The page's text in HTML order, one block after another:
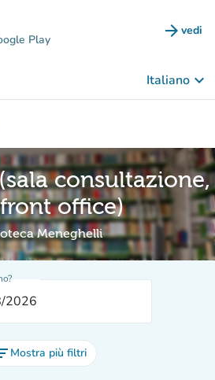
Play arrow_forward vedi
Italiano keyboard_arrow_down
consultazione,
office)
Meneghelli
Mostra più filtri